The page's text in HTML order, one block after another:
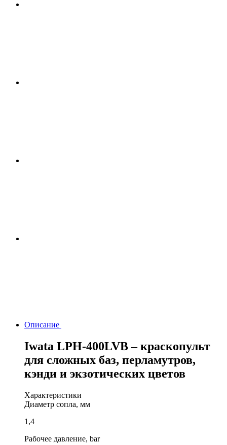
Описание
Iwata LPH-400LVB – краскопульт
для сложных баз, перламутров,
кэнди и экзотических цветов
Характеристики
Диаметр сопла, мм
1,4
Рабочее давление, bar